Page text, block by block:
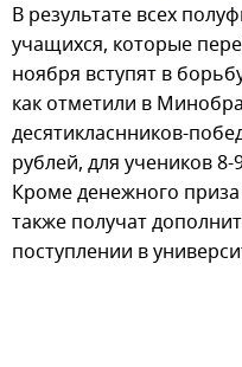
В результате всех
учащихся, которые
ноября вступят в
как отметили в
десятикласнников-
рублей, для учеников 8-
Кроме денежного приза
также получат
поступлении в